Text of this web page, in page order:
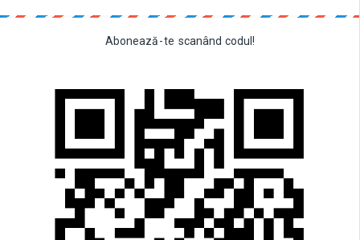
Abonează-te scanând codul!